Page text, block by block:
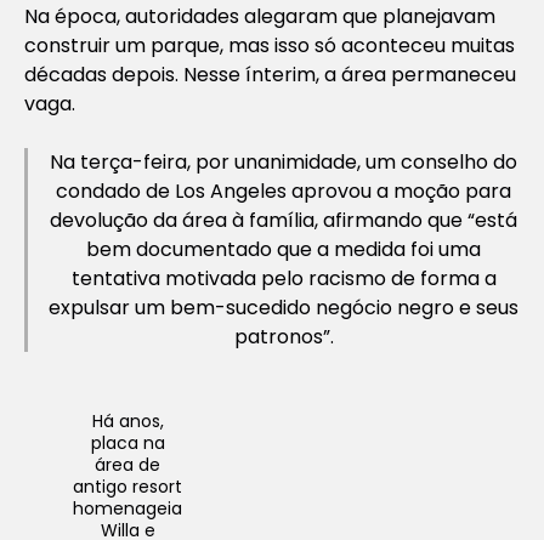
Na época, autoridades alegaram que planejavam
construir um parque, mas isso só aconteceu muitas
décadas depois. Nesse ínterim, a área permaneceu
vaga.
Na terça-feira, por unanimidade, um conselho do
condado de Los Angeles aprovou a moção para
devolução da área à família, afirmando que “está
bem documentado que a medida foi uma
tentativa motivada pelo racismo de forma a
expulsar um bem-sucedido negócio negro e seus
patronos”.
Há anos,
placa na
área de
antigo resort
homenageia
Willa e